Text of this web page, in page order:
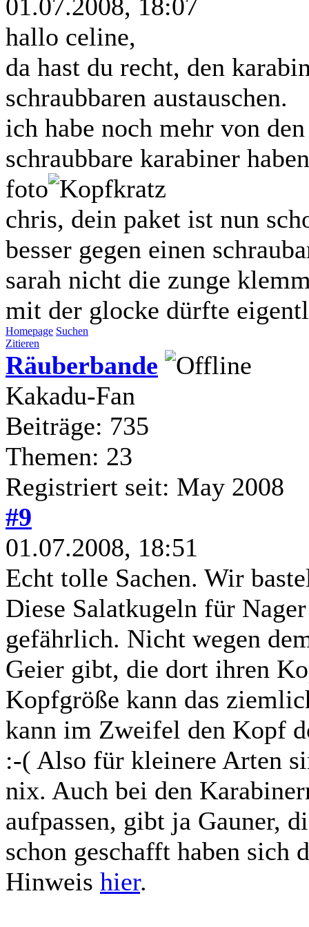
01.07.2008, 18:07
hallo celine,
da hast du recht, den
schraubbaren austauschen.
ich habe noch mehr von
schraubbare karabiner
foto
chris, dein paket ist nun
besser gegen einen
sarah nicht die zunge
mit der glocke dürfte
Homepage Suchen
Zitieren
Räuberbande
Kakadu-Fan
Beiträge: 735
Themen: 23
Registriert seit: May 2008
#9
01.07.2008, 18:51
Echt tolle Sachen. Wir
Diese Salatkugeln für
gefährlich. Nicht wegen
Geier gibt, die dort ihren
Kopfgröße kann das
kann im Zweifel den Kopf
:-( Also für kleinere Arten
nix. Auch bei den
aufpassen, gibt ja Gauner,
schon geschafft haben sich
Hinweis hier.